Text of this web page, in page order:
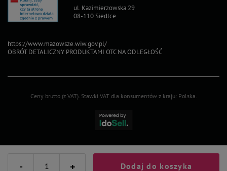
- + Dodaj do koszyka
ul. Kazimierzowska 29
08-110 Siedlce
https://www.mazowsze.wiw.gov.pl/
OBRÓT DETALICZNY PRODUKTAMI OTC NA ODLEGŁOŚĆ
Ceny brutto (z VAT). Stawki VAT dla konsumentów z kraju: Polska.